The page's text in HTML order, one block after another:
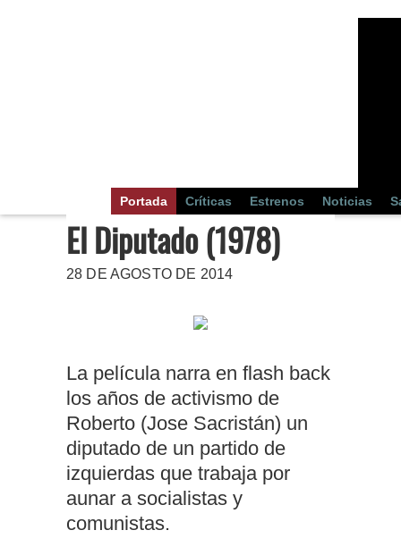
Portada Críticas Estrenos Noticias
El Diputado (1978)
28 DE AGOSTO DE 2014
La película narra en flash back
los años de activismo de
Roberto (Jose Sacristán) un
diputado de un partido de
izquierdas que trabaja por
aunar a socialistas y
comunistas.